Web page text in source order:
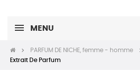
MENU
PARFUM DE NICHE, femme - homme
Extrait De Parfum